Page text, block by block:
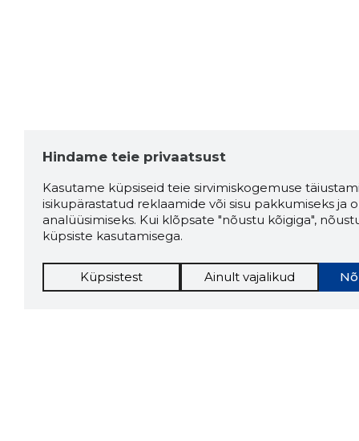
Hindame teie privaatsust
Kasutame küpsiseid teie sirvimiskogemuse
isikupärastatud reklaamide või sisu pakkumiseks ja
analüüsimiseks. Kui klõpsate "nõustu kõigiga",
küpsiste kasutamisega.
Küpsistest Ainult vajalikud